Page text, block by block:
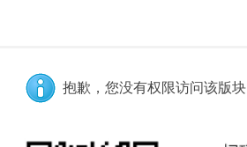
抱歉，您没有权限访问该版块